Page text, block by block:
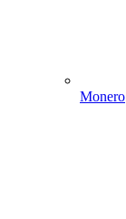
Monero